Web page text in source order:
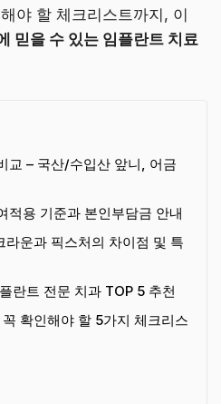
야 할 체크리스트까지, 이
믿을 수 있는 임플란트 치료
교 – 국산/수입산 앞니, 어금
적용 기준과 본인부담금 안내
라운과 픽스처의 차이점 및 특
란트 전문 치과 TOP 5 추천
확인해야 할 5가지 체크리스